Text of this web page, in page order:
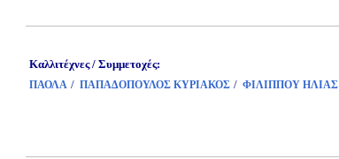
Καλλιτέχνες / Συμμετοχές:
ΠΑΟΛΑ / ΠΑΠΑΔΟΠΟΥΛΟΣ ΚΥΡΙΑΚΟΣ / ΦΙΛΙΠΠΟΥ ΗΛΙΑΣ